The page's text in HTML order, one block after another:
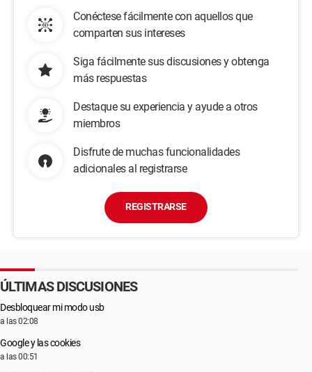
Conéctese fácilmente con aquellos que
comparten sus intereses
Siga fácilmente sus discusiones y obtenga
más respuestas
Destaque su experiencia y ayude a otros
miembros
Disfrute de muchas funcionalidades
adicionales al registrarse
REGISTRARSE
ÚLTIMAS DISCUSIONES
Desbloquear mi modo usb
a las 02:08
Google y las cookies
a las 00:51